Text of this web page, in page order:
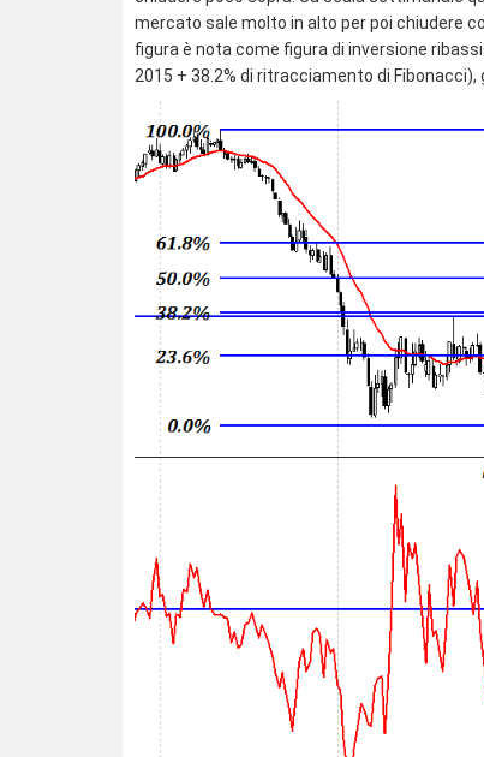
mercato sale molto in alto per poi chiudere
figura è nota come figura di inversione
2015 + 38.2% di ritracciamento di Fibonacci),